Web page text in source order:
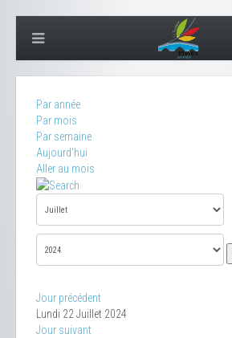
Par année
Par mois
Par semaine
Aujourd'hui
Aller au mois
Jour précédent
Lundi 22 Juillet 2024
Jour suivant